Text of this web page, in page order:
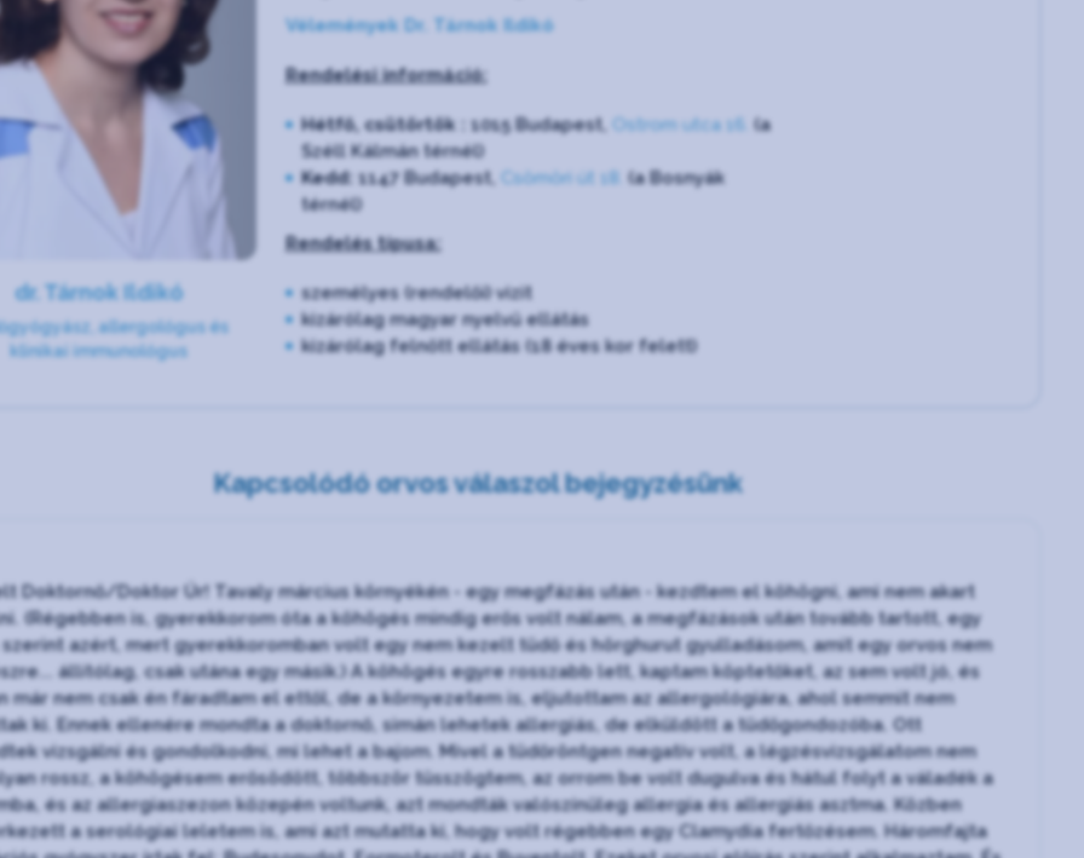
dr. Tárnok Ildikó
allergológus és
klinikai immunológus
Vélemények Dr. Tárnok Ildikó
Rendelési információ:
Hétfő, csütörtök : 1015 Budapest, Ostrom utca 16.
(a
Széll Kálmán térnél)
Kedd: 1147 Budapest, Csömöri út 18. (a Bosnyák
térnél)
Rendelés típusa:
személyes (rendelői) vizit
kizárólag magyar nyelvű ellátás
kizárólag felnőtt ellátás (18 éves kor felett)
Kapcsolódó orvos válaszol bejegyzésünk
Doktornő/Doktor Úr! Tavaly március környékén - egy megfázás után - kezdtem el köhögni, ami nem akart
(Régebben is, gyerekkorom óta a köhögés mindig erős volt nálam, a megfázások után tovább tartott, egy
azért, mert gyerekkoromban volt egy nem kezelt tüdő és hörghurut gyulladásom, amit egy orvos nem
állítólag, csak utána egy másik.) A köhögés egyre rosszabb lett, kaptam köptetőket, az sem volt jó, és
már nem csak én fáradtam el ettől, de a környezetem is, eljutottam az allergológiára, ahol semmit nem
ki. Ennek ellenére mondta a doktornő, simán lehetek allergiás, de elküldött a tüdőgondozóba. Ott
vizsgálni és gondolkodni, mi lehet a bajom. Mivel a tüdőröntgen negatív volt, a légzésvizsgálatom nem
rossz, a köhögésem erősödött, többször tüsszögtem, az orrom be volt dugulva és hátul folyt a váladék a
és az allergiaszezon közepén voltunk, azt mondták valószínűleg allergia és allergiás asztma. Közben
a serológiai leletem is, ami azt mutatta ki, hogy volt régebben egy Clamydia fertőzésem. Háromfajta